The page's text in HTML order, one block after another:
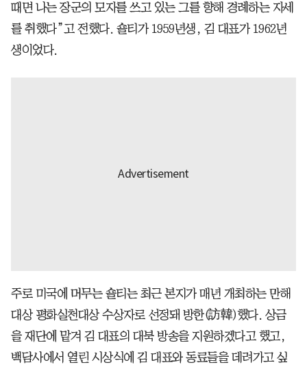
때면 나는 장군의 모자를 쓰고 있는 그를 향해 경례하는 자세
를 취했다”고 전했다. 숄티가 1959년생, 김 대표가 1962년
생이었다.
주로 미국에 머무는 숄티는 최근 본지가 매년 개최하는 만해
대상 평화실천대상 수상자로 선정돼 방한(訪韓)했다. 상금
을 재단에 맡겨 김 대표의 대북 방송을 지원하겠다고 했고,
백담사에서 열린 시상식에 김 대표와 동료들을 데려가고 싶